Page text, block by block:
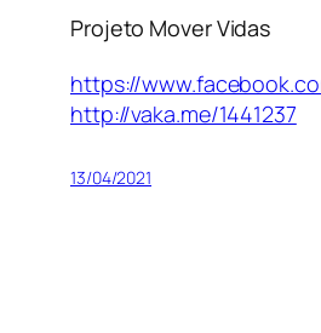
Projeto Mover Vidas
https://
http://vaka.me/1441237
13/04/2021